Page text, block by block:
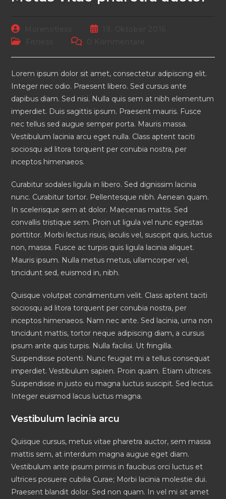
Beitrags-
Autor:
Morenotless
Beitrag19. Oktober 2016
Beitrags-
Fitness
Beitrags-0 Kommentare
Lorem ipsum dolor sit amet, consectetur adipiscing elit.
Integer nec odio. Praesent libero. Sed cursus ante
dapibus diam. Sed nisi. Nulla quis sem at nibh elementum
imperdiet. Duis sagittis ipsum. Praesent mauris. Fusce
nec tellus sed augue semper porta. Mauris massa.
Vestibulum lacinia arcu eget nulla. Class aptent taciti
sociosqu ad litora torquent per conubia nostra, per
inceptos himenaeos.
Curabitur sodales ligula in libero. Sed dignissim lacinia
nunc. Curabitur tortor. Pellentesque nibh. Aenean quam.
In scelerisque sem at dolor. Maecenas mattis. Sed
convallis tristique sem. Proin ut ligula vel nunc egestas
porttitor. Morbi lectus risus, iaculis vel, suscipit quis, luctus
non, massa. Fusce ac turpis quis ligula lacinia aliquet.
Mauris ipsum. Nulla metus metus, ullamcorper vel,
tincidunt sed, euismod in, nibh.
Quisque volutpat condimentum velit. Class aptent taciti
sociosqu ad litora torquent per conubia nostra, per
inceptos himenaeos. Nam nec ante. Sed lacinia, urna non
tincidunt mattis, tortor neque adipiscing diam, a cursus
ipsum ante quis turpis. Nulla facilisi. Ut fringilla.
Suspendisse potenti. Nunc feugiat mi a tellus consequat
imperdiet. Vestibulum sapien. Proin quam. Etiam ultrices.
Suspendisse in justo eu magna luctus suscipit. Sed lectus.
Integer euismod lacus luctus magna.
Vestibulum lacinia arcu
Quisque cursus, metus vitae pharetra auctor, sem massa
mattis sem, at interdum magna augue eget diam.
Vestibulum ante ipsum primis in faucibus orci luctus et
ultrices posuere cubilia Curae; Morbi lacinia molestie dui.
Praesent blandit dolor. Sed non quam. In vel mi sit amet